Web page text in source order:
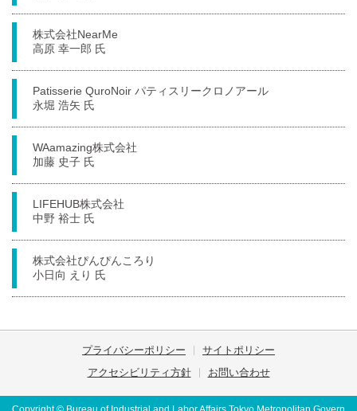
株式会社NearMe
高原 幸一郎 氏
Patisserie QuroNoir パティスリークロノアール
永堀 浩矢 氏
WAamazing株式会社
加藤 史子 氏
LIFEHUB株式会社
中野 裕士 氏
株式会社ぴんぴんころり
小日向 えり 氏
プライバシーポリシー
サイトポリシー
アクセシビリティ方針
お問い合わせ